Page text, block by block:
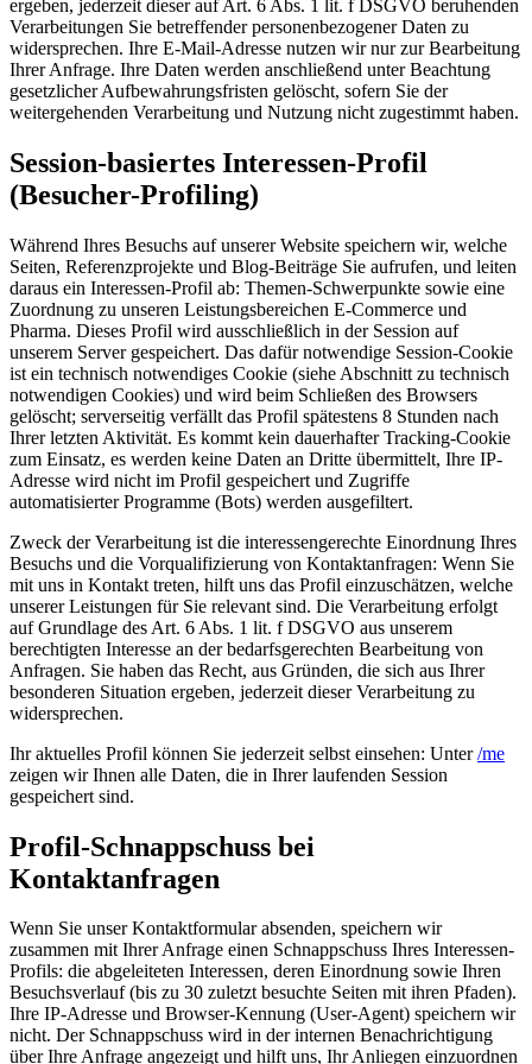
ergeben, jederzeit dieser auf Art. 6 Abs. 1 lit. f DSGVO beruhenden
Verarbeitungen Sie betreffender personenbezogener Daten zu
widersprechen. Ihre E-Mail-Adresse nutzen wir nur zur Bearbeitung
Ihrer Anfrage. Ihre Daten werden anschließend unter Beachtung
gesetzlicher Aufbewahrungsfristen gelöscht, sofern Sie der
weitergehenden Verarbeitung und Nutzung nicht zugestimmt haben.
Session-basiertes Interessen-Profil
(Besucher-Profiling)
Während Ihres Besuchs auf unserer Website speichern wir, welche
Seiten, Referenzprojekte und Blog-Beiträge Sie aufrufen, und leiten
daraus ein Interessen-Profil ab: Themen-Schwerpunkte sowie eine
Zuordnung zu unseren Leistungsbereichen E-Commerce und
Pharma. Dieses Profil wird ausschließlich in der Session auf
unserem Server gespeichert. Das dafür notwendige Session-Cookie
ist ein technisch notwendiges Cookie (siehe Abschnitt zu technisch
notwendigen Cookies) und wird beim Schließen des Browsers
gelöscht; serverseitig verfällt das Profil spätestens 8 Stunden nach
Ihrer letzten Aktivität. Es kommt kein dauerhafter Tracking-Cookie
zum Einsatz, es werden keine Daten an Dritte übermittelt, Ihre IP-
Adresse wird nicht im Profil gespeichert und Zugriffe
automatisierter Programme (Bots) werden ausgefiltert.
Zweck der Verarbeitung ist die interessengerechte Einordnung Ihres
Besuchs und die Vorqualifizierung von Kontaktanfragen: Wenn Sie
mit uns in Kontakt treten, hilft uns das Profil einzuschätzen, welche
unserer Leistungen für Sie relevant sind. Die Verarbeitung erfolgt
auf Grundlage des Art. 6 Abs. 1 lit. f DSGVO aus unserem
berechtigten Interesse an der bedarfsgerechten Bearbeitung von
Anfragen. Sie haben das Recht, aus Gründen, die sich aus Ihrer
besonderen Situation ergeben, jederzeit dieser Verarbeitung zu
widersprechen.
Ihr aktuelles Profil können Sie jederzeit selbst einsehen: Unter/me
zeigen wir Ihnen alle Daten, die in Ihrer laufenden Session
gespeichert sind.
Profil-Schnappschuss bei
Kontaktanfragen
Wenn Sie unser Kontaktformular absenden, speichern wir
zusammen mit Ihrer Anfrage einen Schnappschuss Ihres Interessen-
Profils: die abgeleiteten Interessen, deren Einordnung sowie Ihren
Besuchsverlauf (bis zu 30 zuletzt besuchte Seiten mit ihren Pfaden).
Ihre IP-Adresse und Browser-Kennung (User-Agent) speichern wir
nicht. Der Schnappschuss wird in der internen Benachrichtigung
über Ihre Anfrage angezeigt und hilft uns, Ihr Anliegen einzuordnen